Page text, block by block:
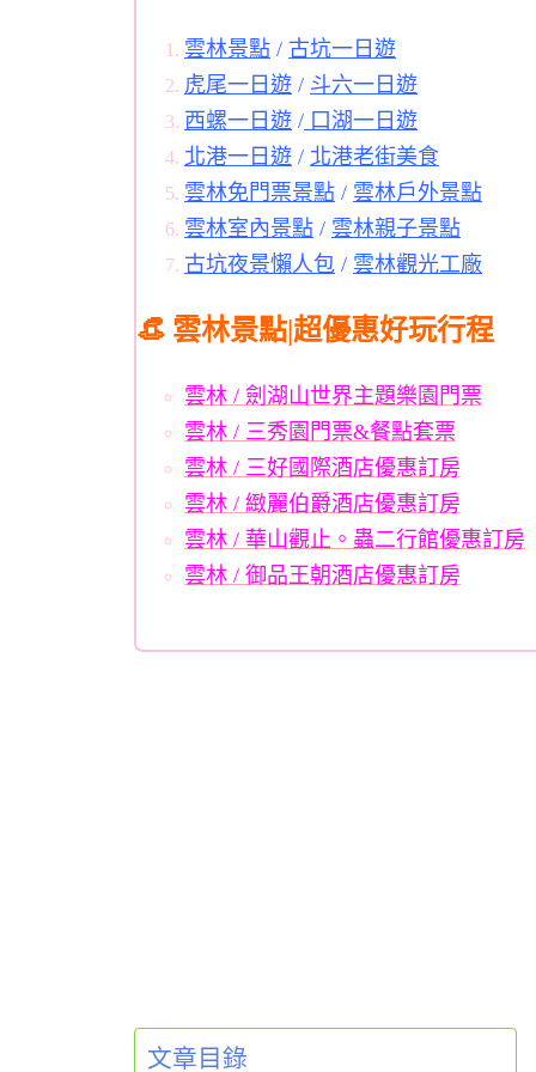
雲林景點 / 古坑一日遊
虎尾一日遊 / 斗六一日遊
西螺一日遊 / 口湖一日遊
北港一日遊 / 北港老街美食
雲林免門票景點 / 雲林戶外景點
雲林室內景點 / 雲林親子景點
古坑夜景懶人包 / 雲林觀光工廠
👒 雲林景點|超優惠好玩行程
雲林 / 劍湖山世界主題樂園門票
雲林 / 三秀園門票&餐點套票
雲林 / 三好國際酒店優惠訂房
雲林 / 緻麗伯爵酒店優惠訂房
雲林 / 華山觀止。蟲二行館優惠訂房
雲林 / 御品王朝酒店優惠訂房
文章目錄